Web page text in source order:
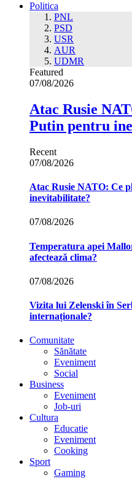
Politica
PNL
PSD
USR
AUR
UDMR
Featured
07/08/2026
Atac Rusie
Putin pentru
Recent
07/08/2026
Atac Rusie NATO: Ce
inevitabilitate?
07/08/2026
Temperatura apei
afectează clima?
07/08/2026
Vizita lui Zelenski în
internaționale?
Comunitate
Sănătate
Eveniment
Social
Business
Eveniment
Job-uri
Cultura
Educatie
Eveniment
Cooking
Sport
Gaming